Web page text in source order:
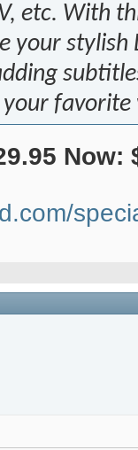
etc. With
your stylish
favorite
Now: